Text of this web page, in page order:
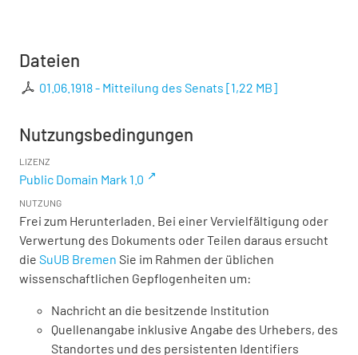
Dateien
01.06.1918 - Mitteilung des Senats [1,22 MB]
Nutzungsbedingungen
LIZENZ
Public Domain Mark 1.0
NUTZUNG
Frei zum Herunterladen. Bei einer Vervielfältigung oder
Verwertung des Dokuments oder Teilen daraus ersucht
die SuUB Bremen Sie im Rahmen der üblichen
wissenschaftlichen Gepflogenheiten um:
Nachricht an die besitzende Institution
Quellenangabe inklusive Angabe des Urhebers, des
Standortes und des persistenten Identifiers